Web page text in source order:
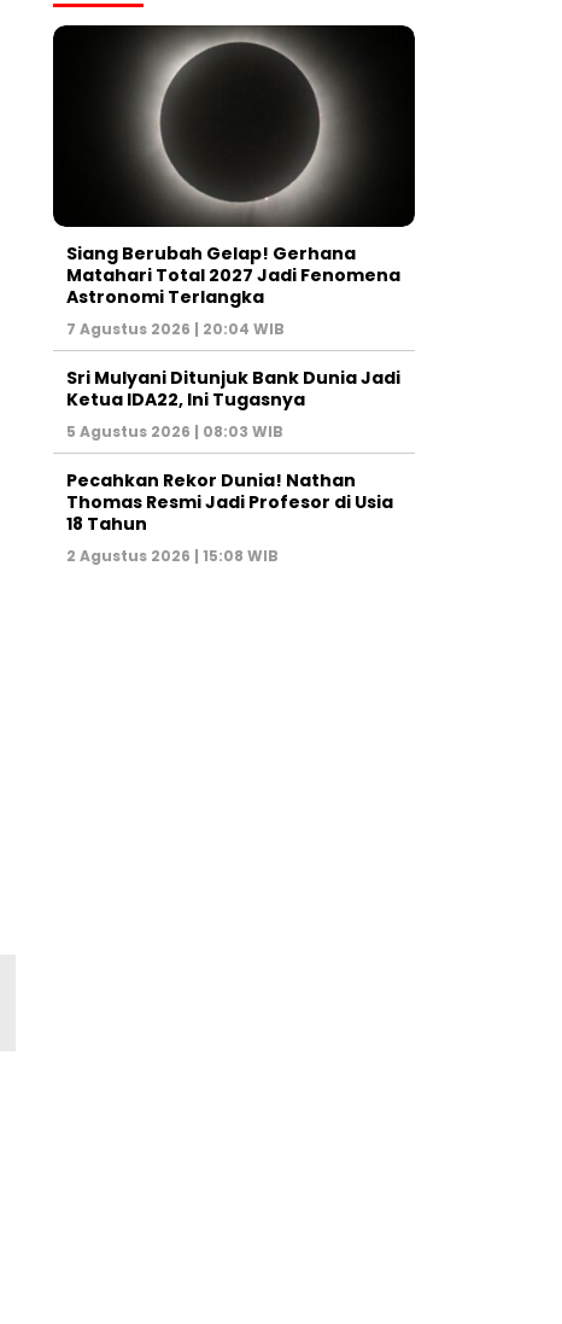
Siang Berubah Gelap! Gerhana
Matahari Total 2027 Jadi Fenomena
Astronomi Terlangka
7 Agustus 2026 | 20:04 WIB
Sri Mulyani Ditunjuk Bank Dunia Jadi
Ketua IDA22, Ini Tugasnya
5 Agustus 2026 | 08:03 WIB
Pecahkan Rekor Dunia! Nathan
Thomas Resmi Jadi Profesor di Usia
18 Tahun
2 Agustus 2026 | 15:08 WIB